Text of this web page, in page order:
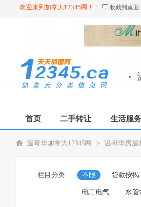
欢迎来到加拿大12345网！ 收藏到桌面
·
首页 二手转让 生活服务
温哥华加拿大12345网 > 温哥华房屋
栏目分类 不限 贷款按揭
电工电气 水管